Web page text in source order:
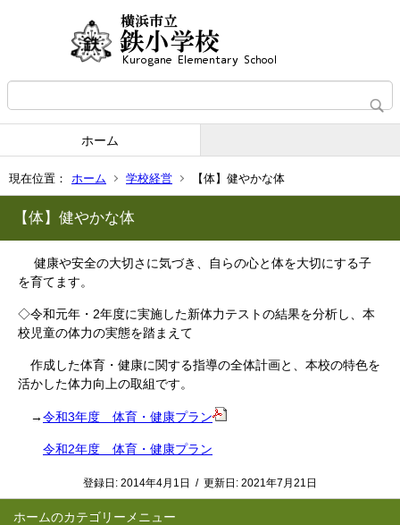
ホーム
現在位置： ホーム 学校経営 【体】健やかな体
ホーム
【体】健やかな体
健康や安全の大切さに気づき、自らの心と体を大切にする子
を育てます。
◇令和元年・2年度に実施した新体力テストの結果を分析し、本
校児童の体力の実態を踏まえて
作成した体育・健康に関する指導の全体計画と、本校の特色を
活かした体力向上の取組です。
→令和3年度 体育・健康プラン
令和2年度 体育・健康プラン
登録日: 2014年4月1日 / 更新日: 2021年7月21日